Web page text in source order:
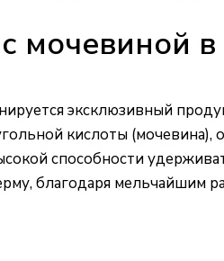
мочевиной
эксклюзивный
кислоты (мочевина),
способности
благодаря мельчайшим